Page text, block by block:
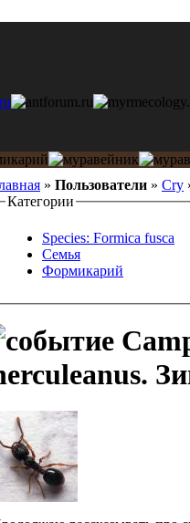
» Пользователи » Cry
Категории
Species: Formica fusca
Семья
Формикарий